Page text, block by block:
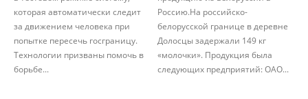
которая автоматически следит
за движением человека при
попытке пересечь госграницу.
Технологии призваны помочь в
борьбе...
Россию.На российско-
белорусской границе в деревне
Долосцы задержали 149 кг
«молочки». Продукция была
следующих предприятий: ОАО...